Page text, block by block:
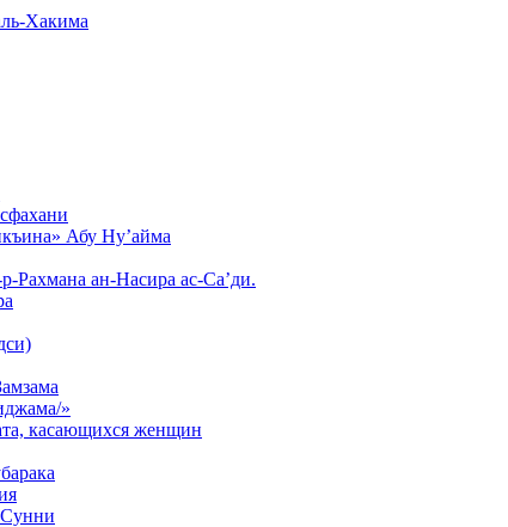
Хакима
Абу Ну’айма
Рахмана ан-Насира ас-Са’ди.
»
касающихся женщин
Сунни